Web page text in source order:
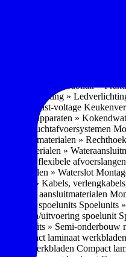
Keukenmeubilair »
»
» Vast-voltage
keukenapparaten »
» Luchtafvoersystemen
Montagematerialen »
»
Ronde flexibele afvoerslangen
» Waterslot
» Kabels,
» Gas aansluitmaterialen
spoelunits Spoelunits
» Design/uitvoering spoelunit
Spoelunits » Semi-onderbouw
» Compact laminaat werkbladen
werkbladen Compact